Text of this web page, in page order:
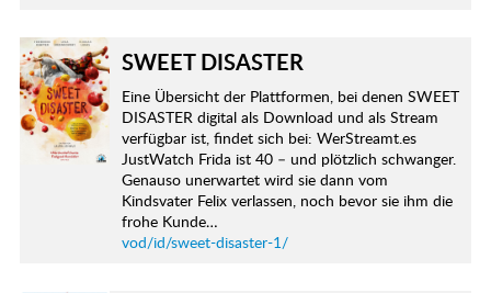
SWEET DISASTER
Eine Übersicht der Plattformen, bei denen SWEET
DISASTER digital als Download und als Stream
verfügbar ist, findet sich bei: WerStreamt.es
JustWatch Frida ist 40 – und plötzlich schwanger.
Genauso unerwartet wird sie dann vom
Kindsvater Felix verlassen, noch bevor sie ihm die
frohe Kunde…
vod/id/sweet-disaster-1/